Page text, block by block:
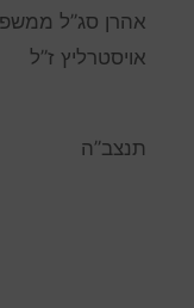
אהרן סג”ל
אויסטרליץ ז”ל
תנצב”ה